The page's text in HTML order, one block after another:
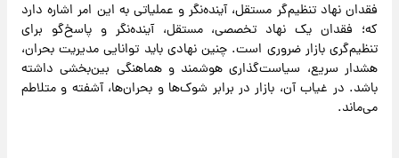
فقدان نهاد تنظیم‌گر مستقل، آینده‌نگر و عملیاتی به این امر اشاره دارد
که؛ فقدان یک نهاد تخصصی، مستقل، آینده‌نگر و پاسخ‌گو برای
تنظیم‌گری بازار ضروری است. چنین نهادی باید توانایی مدیریت بحران،
هشدار سریع، سیاست‌گذاری هوشمند و هماهنگی بین‌بخشی داشته
باشد. در غیاب آن، بازار در برابر شوک‌ها و بحران‌ها، آشفته و متلاطم
می‌ماند.